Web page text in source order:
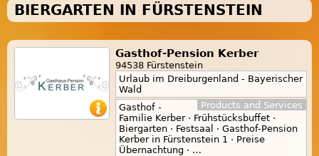
BIERGARTEN IN FÜRSTENSTEIN
Gasthof-Pension Kerber
94538 Fürstenstein
Urlaub im Dreiburgenland - Bayerischer
Wald
Products and Services
Gasthof -
Familie Kerber · Frühstücksbuffet ·
Biergarten · Festsaal · Gasthof-Pension
Kerber in Fürstenstein 1 · Preise
Übernachtung · …